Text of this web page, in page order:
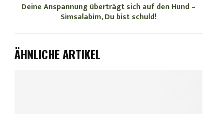
Deine Anspannung überträgt sich auf den Hund –
Simsalabim, Du bist schuld!
ÄHNLICHE ARTIKEL